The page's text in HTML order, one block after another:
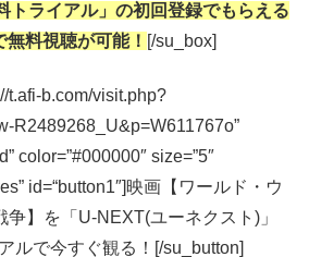
トライアル」の初回登録でもらえる
料視聴が可能！ [/su_box]
t.afi-b.com/visit.php?
R2489268_U&p=W611767o”
color=”#000000″ size=”5″
id=“button1″]映画【ワールド・ウ
争】を「U-NEXT(ユーネクスト)」
ルで今すぐ観る！[/su_button]